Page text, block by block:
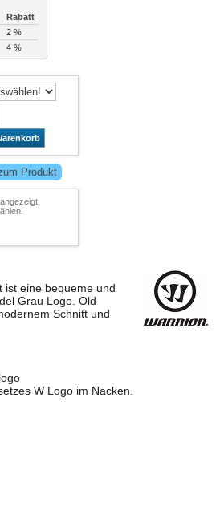
Rabatt
2 %
4 %
Produkt
ist eine bequeme und
Grau Logo. Old
Schnitt und
W Logo im Nacken.